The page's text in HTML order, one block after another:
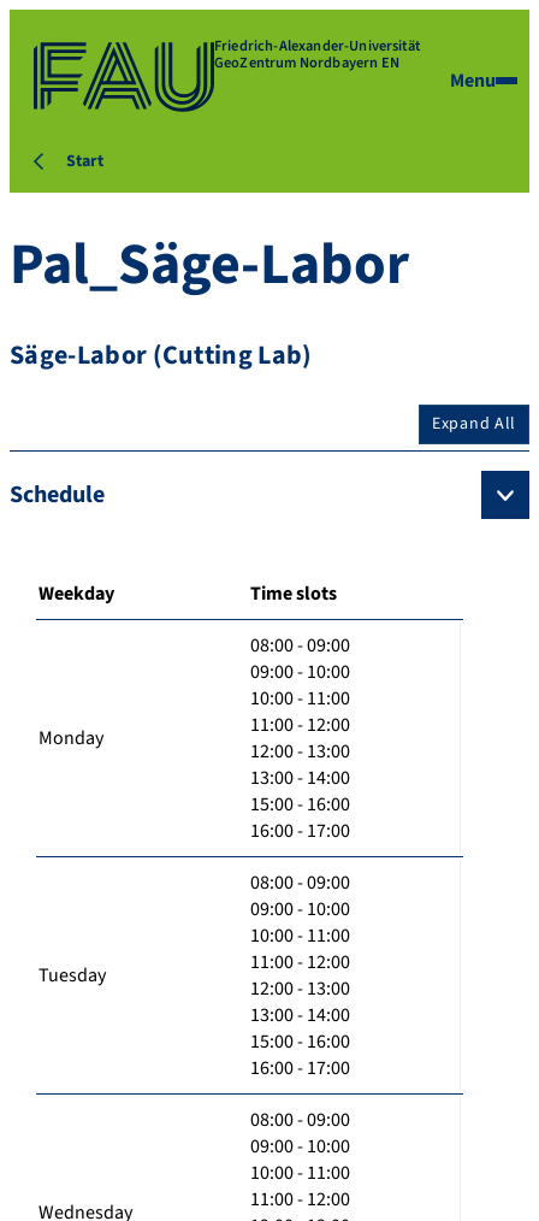
Friedrich-Alexander-Universität
GeoZentrum Nordbayern EN
Menu
Start
Pal_Säge-Labor
Säge-Labor (Cutting Lab)
Expand All
Schedule
Weekday Time slots
Monday
08:00 - 09:00
09:00 - 10:00
10:00 - 11:00
11:00 - 12:00
12:00 - 13:00
13:00 - 14:00
15:00 - 16:00
16:00 - 17:00
Tuesday
08:00 - 09:00
09:00 - 10:00
10:00 - 11:00
11:00 - 12:00
12:00 - 13:00
13:00 - 14:00
15:00 - 16:00
16:00 - 17:00
Wednesday
08:00 - 09:00
09:00 - 10:00
10:00 - 11:00
11:00 - 12:00